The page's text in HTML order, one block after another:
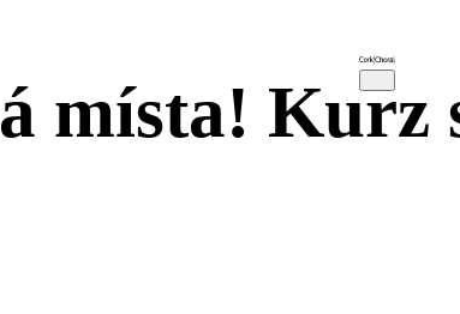
místa!